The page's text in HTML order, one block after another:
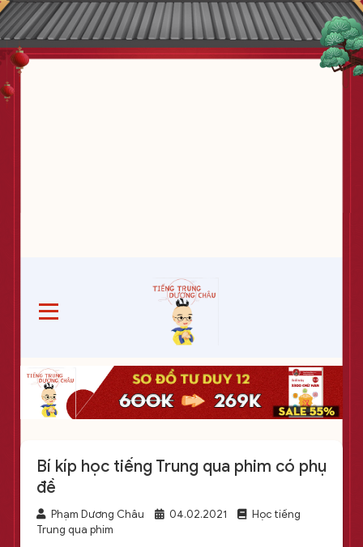
Bí kíp học tiếng Trung qua phim có phụ
đề
Phạm Dương Châu 04.02.2021
Học tiếng
Trung qua phim